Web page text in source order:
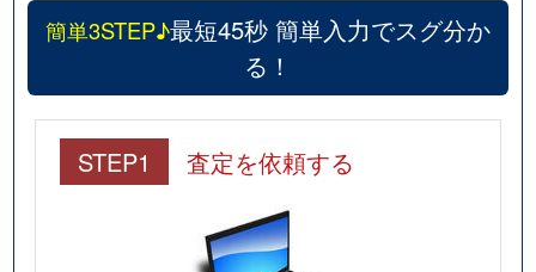
簡単3STEP♪最短45秒 簡単入力でスグ分か
る！
STEP1 査定を依頼する